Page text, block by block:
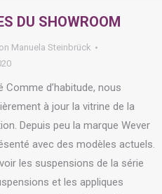
DU SHOWROOM
Manuela Steinbrück
Comme d’habitude, nous
à jour la vitrine de la
Depuis peu la marque Wever
avec des modèles actuels.
les suspensions de la série
et les appliques